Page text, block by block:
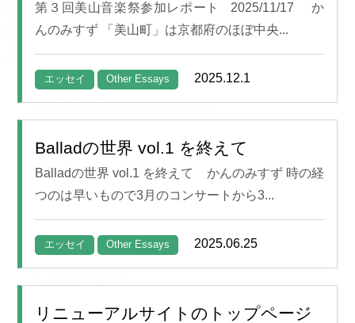
第３回美山音楽祭参加レポート 2025/11/17 か
んのみすず 「美山町」は京都府のほぼ中央...
エッセイ Other Essays 2025.12.1
Balladの世界 vol.1 を終えて
Balladの世界 vol.1 を終えて かんのみすず 時の経
つのは早いもので3月のコンサートから3...
エッセイ Other Essays 2025.06.25
リニューアルサイトのトップページ